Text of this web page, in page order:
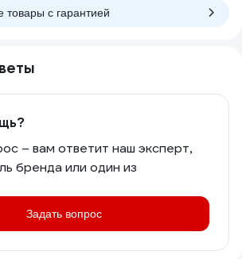
товары c гарантией
– вам ответит наш эксперт,
бренда или один из
Задать вопрос